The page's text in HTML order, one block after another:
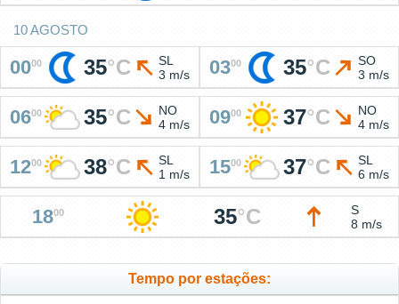
10 AGOSTO
0000 35°C
SL
3 m/s
0300 35°C
SO
3 m/s
0600 35°C
NO
4 m/s
0900 37°C
NO
4 m/s
1200 38°C
SL
1 m/s
1500 37°C
SL
6 m/s
1800 35°C
S
8 m/s
Tempo por estações: